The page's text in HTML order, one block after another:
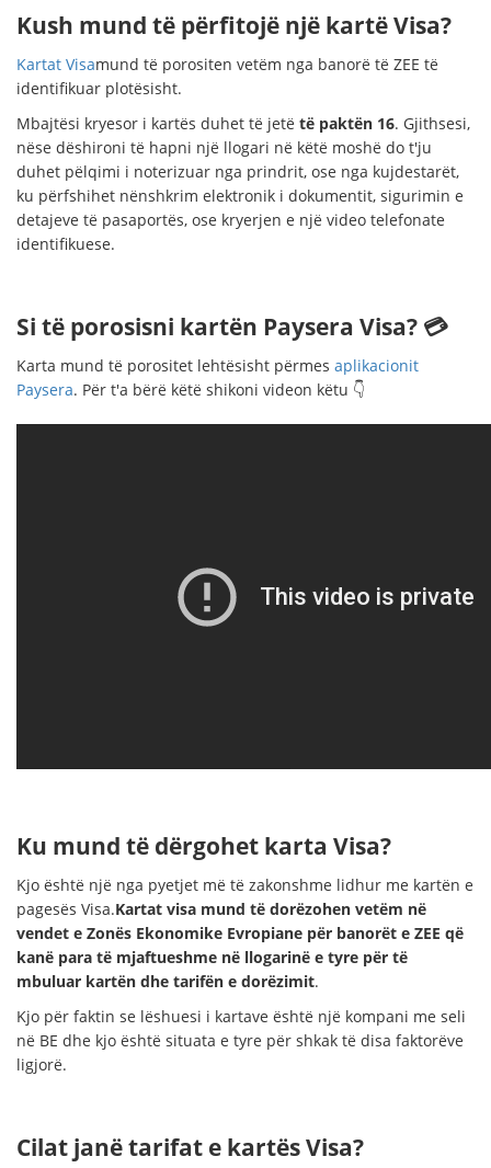
Kush mund të përfitojë një kartë Visa?
Kartat Visamund të porositen vetëm nga banorë të ZEE të
identifikuar plotësisht.
Mbajtësi kryesor i kartës duhet të jetë të paktën 16. Gjithsesi,
nëse dëshironi të hapni një llogari në këtë moshë do t'ju
duhet pëlqimi i noterizuar nga prindrit, ose nga kujdestarët,
ku përfshihet nënshkrim elektronik i dokumentit, sigurimin e
detajeve të pasaportës, ose kryerjen e një video telefonate
identifikuese.
Si të porosisni kartën Paysera Visa? 💳
Karta mund të porositet lehtësisht përmes aplikacionit
Paysera. Për t'a bërë këtë shikoni videon këtu 👇
Ku mund të dërgohet karta Visa?
Kjo është një nga pyetjet më të zakonshme lidhur me kartën e
pagesës Visa.Kartat visa mund të dorëzohen vetëm në
vendet e Zonës Ekonomike Evropiane për banorët e ZEE që
kanë para të mjaftueshme në llogarinë e tyre për të
mbuluar kartën dhe tarifën e dorëzimit.
Kjo për faktin se lëshuesi i kartave është një kompani me seli
në BE dhe kjo është situata e tyre për shkak të disa faktorëve
ligjorë.
Cilat janë tarifat e kartës Visa?